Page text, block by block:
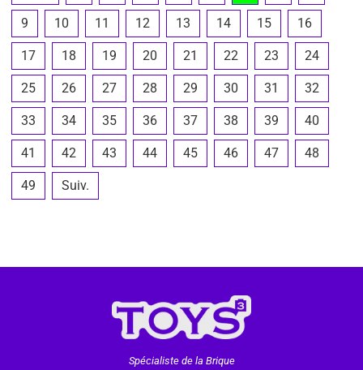
9 10 11 12 13 14 15 16
17 18 19 20 21 22 23 24
25 26 27 28 29 30 31 32
33 34 35 36 37 38 39 40
41 42 43 44 45 46 47 48
49 Suiv.
Spécialiste de la Brique